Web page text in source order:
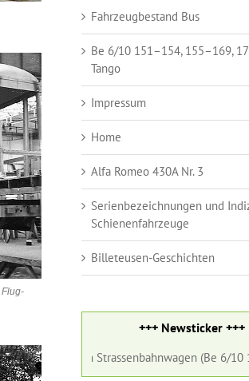
Fahrzeugbestand Bus
Be 6/10 151–154, 155–169,
Tango
Impressum
Home
Alfa Romeo 430A Nr. 3
Serienbezeichnungen und
Schienenfahrzeuge
Billeteusen-Geschichten
+++ Newsticker +++
(Be 6/10 182) und ein